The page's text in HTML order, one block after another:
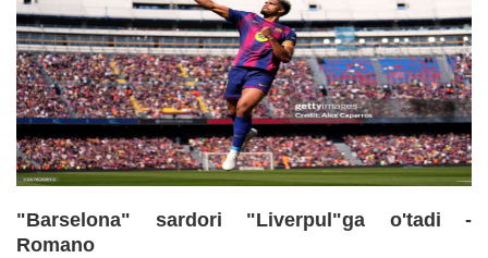
"Barselona" sardori "Liverpul"ga o'tadi -
Romano